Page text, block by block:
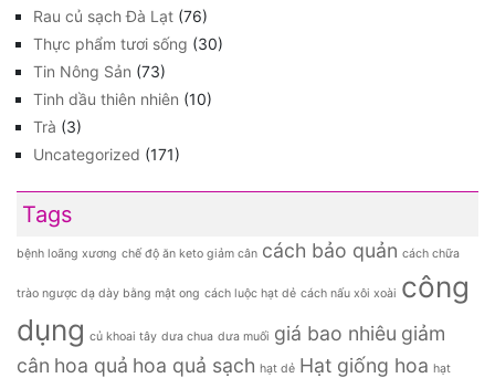
Rau củ sạch Đà Lạt (76)
Thực phẩm tươi sống (30)
Tin Nông Sản (73)
Tinh dầu thiên nhiên (10)
Trà (3)
Uncategorized (171)
Tags
bệnh loãng xương chế độ ăn keto giảm cân cách bảo quản cách chữa
trào ngược dạ dày bằng mật ong cách luộc hạt dẻ cách nấu xôi xoài công
dụng củ khoai tây dưa chua dưa muối giá bao nhiêu giảm
cân hoa quả hoa quả sạch hạt dẻ Hạt giống hoa hạt